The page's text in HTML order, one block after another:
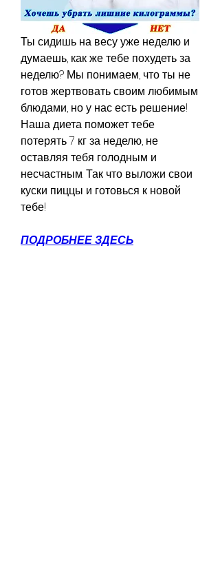
Ты сидишь на весу уже неделю и
думаешь, как же тебе похудеть за
неделю? Мы понимаем, что ты не
готов жертвовать своим любимым
блюдами, но у нас есть решение!
Наша диета поможет тебе
потерять 7 кг за неделю, не
оставляя тебя голодным и
несчастным. Так что выложи свои
куски пиццы и готовься к новой
тебе!
ПОДРОБНЕЕ ЗДЕСЬ